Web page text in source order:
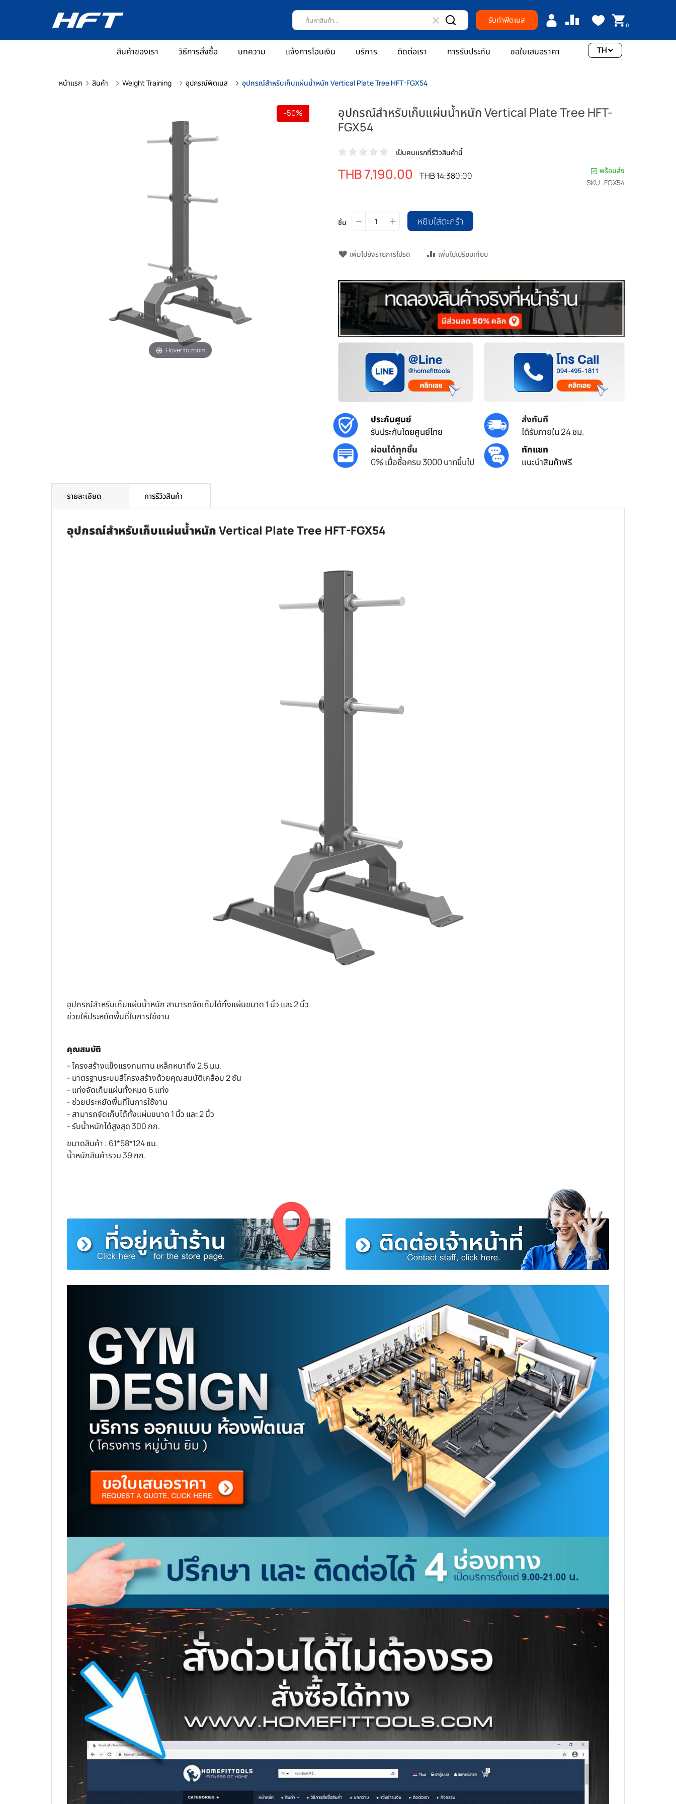
รับทำฟิตเนส 0
สินค้าของเรา วิธีการสั่งซื้อ บทความ แจ้งการโอนเงิน บริการ ติดต่อเรา การรับประกัน ขอใบเสนอราคา TH
หน้าแรก สินค้า Weight Training อุปกรณ์ฟิตเนส อุปกรณ์สำหรับเก็บแผ่นน้ำหนัก Vertical Plate Tree HFT-FGX54
Hover to zoom
-50%
อุปกรณ์สำหรับเก็บแผ่นน้ำหนัก Vertical Plate Tree HFT-
FGX54
เป็นคนแรกที่รีวิวสินค้านี้
ราคา
THB 7,190.00 ราคา
ปรกติ
THB 14,380.00
พร้อมส่ง
SKU FGX54
ชิ้น หยิบใส่ตะกร้า
เพิ่มไปยังรายการโปรด เพิ่มไปเปรียบเทียบ
ประกันศูนย์
รับประกันโดยศูนย์ไทย
ส่งทันที
ได้รับภายใน 24 ชม.
ผ่อนได้ทุกชิ้น
0% เมื่อซื้อครบ 3000 บาทขึ้นไป
ทักแชท
แนะนำสินค้าฟรี
รายละเอียด
อุปกรณ์สำหรับเก็บแผ่นน้ำหนัก Vertical Plate Tree HFT-FGX54
อุปกรณ์สำหรับเก็บแผ่นน้ำหนัก สามารถจัดเก็บได้ทั้งแผ่นขนาด 1 นิ้ว และ 2 นิ้ว
ช่วยให้ประหยัดพื้นที่ในการใช้งาน
คุณสมบัติ
- โครงสร้างแข็งแรงทนทาน เหล็กหนาถึง 2.5 มม.
- มาตรฐานระบบสีโครงสร้างด้วยคุณสมบัติเคลือบ 2 ชัน
- แท่งจัดเก็บแผ่นทั้งหมด 6 แท่ง
- ช่วยประหยัดพื้นที่ในการใช้งาน
-สามารถจัดเก็บได้ทั้งแผ่นขนาด 1 นิ้ว และ 2 นิ้ว
- รับน้ำหนักได้สูงสุด 300 กก.
ขนาดสินค้า : 61*58*124 ซม.
น้ำหนักสินค้ารวม 39 กก.
การรีวิวสินค้า